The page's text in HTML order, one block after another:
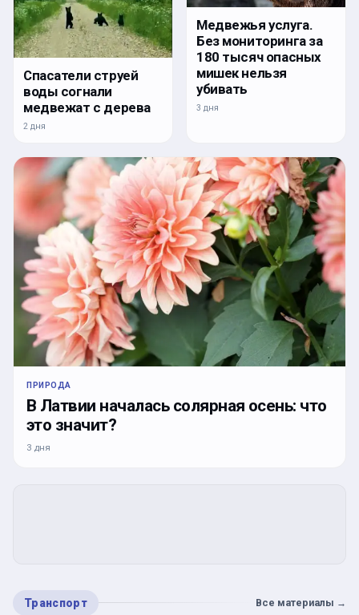
Спасатели струей
воды согнали
медвежат с дерева
2 дня
Медвежья услуга.
Без мониторинга за
180 тысяч опасных
мишек нельзя
убивать
3 дня
ПРИРОДА
В Латвии началась солярная осень: что
это значит?
3 дня
Транспорт Все материалы →